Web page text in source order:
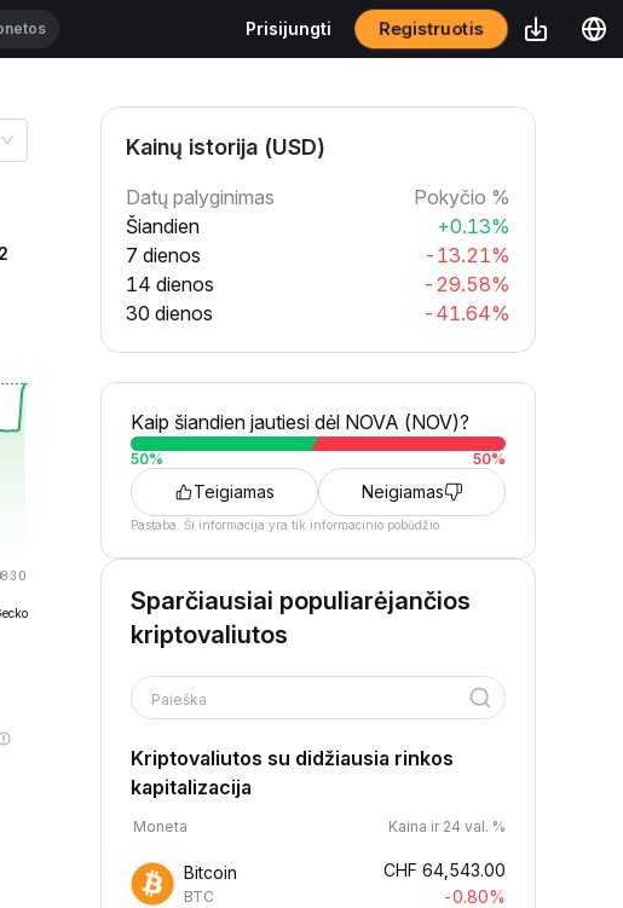
Prisijungti Registruotis
Kainų istorija (USD)
Datų palyginimas
Pokyčio %
Šiandien
+0.13%
7 dienos
-13.21%
14 dienos
-29.58%
30 dienos
-41.64%
Kaip šiandien jautiesi dėl NOVA (NOV)?
50% 50%
Teigiamas Neigiamas
Pastaba. Ši informacija yra tik informacinio pobūdžio.
Sparčiausiai populiarėjančios
kriptovaliutos
Paieška
Kriptovaliutos su didžiausia rinkos
kapitalizacija
Moneta Kaina ir 24 val. %
Bitcoin
BTC
CHF 64,543.00
-0.80%